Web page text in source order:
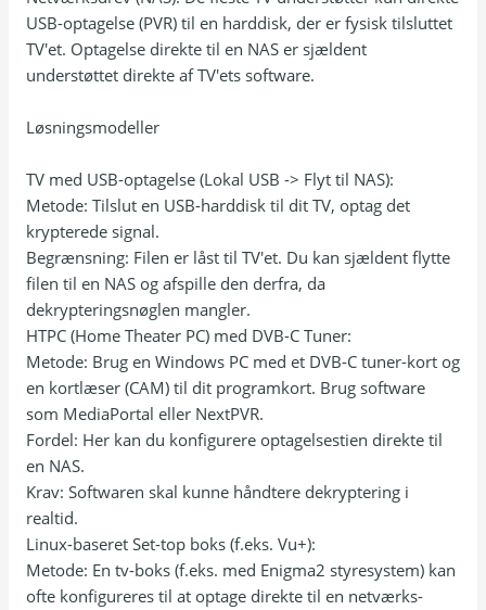
USB-optagelse (PVR) til en harddisk, der er fysisk tilsluttet
TV'et. Optagelse direkte til en NAS er sjældent
understøttet direkte af TV'ets software.
Løsningsmodeller
TV med USB-optagelse (Lokal USB -> Flyt til NAS):
Metode: Tilslut en USB-harddisk til dit TV, optag det
krypterede signal.
Begrænsning: Filen er låst til TV'et. Du kan sjældent flytte
filen til en NAS og afspille den derfra, da
dekrypteringsnøglen mangler.
HTPC (Home Theater PC) med DVB-C Tuner:
Metode: Brug en Windows PC med et DVB-C tuner-kort og
en kortlæser (CAM) til dit programkort. Brug software
som MediaPortal eller NextPVR.
Fordel: Her kan du konfigurere optagelsestien direkte til
en NAS.
Krav: Softwaren skal kunne håndtere dekryptering i
realtid.
Linux-baseret Set-top boks (f.eks. Vu+):
Metode: En tv-boks (f.eks. med Enigma2 styresystem) kan
ofte konfigureres til at optage direkte til en netværks-